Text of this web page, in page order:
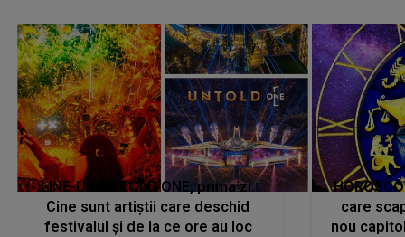
LINE-UP UNTOLD ONE, prima zi.
Cine sunt artiștii care deschid
festivalul și de la ce ore au loc
care
nou